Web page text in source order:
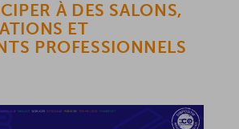
À DES SALONS,
ET
PROFESSIONNELS